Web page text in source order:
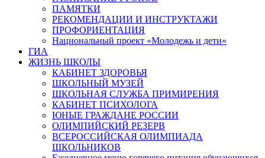
ПАМЯТКИ
РЕКОМЕНДАЦИИ И ИНСТРУКТАЖИ
ПРОФОРИЕНТАЦИЯ
Национальный проект «Молодежь и дети»
ГИА
ЖИЗНЬ ШКОЛЫ
КАБИНЕТ ЗДОРОВЬЯ
ШКОЛЬНЫЙ МУЗЕЙ
ШКОЛЬНАЯ СЛУЖБА ПРИМИРЕНИЯ
КАБИНЕТ ПСИХОЛОГА
ЮНЫЕ ГРАЖДАНЕ РОССИИ
ОЛИМПИЙСКИЙ РЕЗЕРВ
ВСЕРОССИЙСКАЯ ОЛИМПИАДА
ШКОЛЬНИКОВ